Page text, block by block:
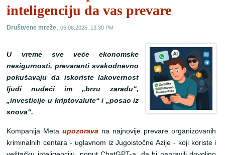
inteligenciju da vas prevare
Društvene mreže,06.08.2025, 13:30 PM
U vreme sve veće ekonomske
nesigurnosti, prevaranti svakodnevno
pokušavaju da iskoriste lakovernost
ljudi nudeći im „brzu zaradu“,
„investicije u kriptovalute“ i „posao iz
snova“.
Kompanija Metaupozorava na najnovije prevare organizovanih
kriminalnih centara - uglavnom iz Jugoistočne Azije - koji koriste i